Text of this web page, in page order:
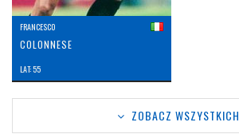
FRANCESCO
COLONNESE
LAT: 55
ZOBACZ WSZYSTKICH